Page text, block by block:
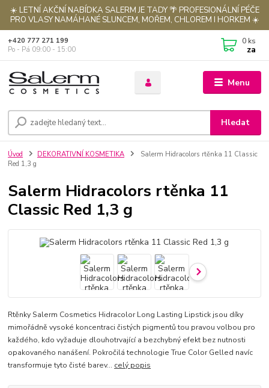
☀️ LETNÍ AKČNÍ NABÍDKA SALERM JE TADY 🌴 PROFESIONÁLNÍ PÉČE
PRO VLASY NAMÁHANÉ SLUNCEM, MOŘEM, CHLOREM I HORKEM ☀️
Menu
Hledat
+420 777 271 199
Po - Pá 09:00 - 15:00
0 ks
za
Úvod DEKORATIVNÍ KOSMETIKA
Salerm Hidracolors rtěnka 11 Classic
Red 1,3 g
Salerm Hidracolors rtěnka 11
Classic Red 1,3 g
Rtěnky Salerm Cosmetics Hidracolor Long Lasting Lipstick jsou díky
mimořádně vysoké koncentraci čistých pigmentů tou pravou volbou pro
každého, kdo vyžaduje dlouhotrvající a bezchybný efekt bez nutnosti
opakovaného nanášení. Pokročilá technologie True Color Gelled navíc
transformuje tyto čisté barev... celý popis